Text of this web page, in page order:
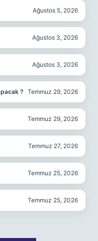
Ağustos 5, 2026
Ağustos 3, 2026
Ağustos 3, 2026
? Temmuz 29, 2026
Temmuz 29, 2026
Temmuz 27, 2026
Temmuz 25, 2026
Temmuz 25, 2026